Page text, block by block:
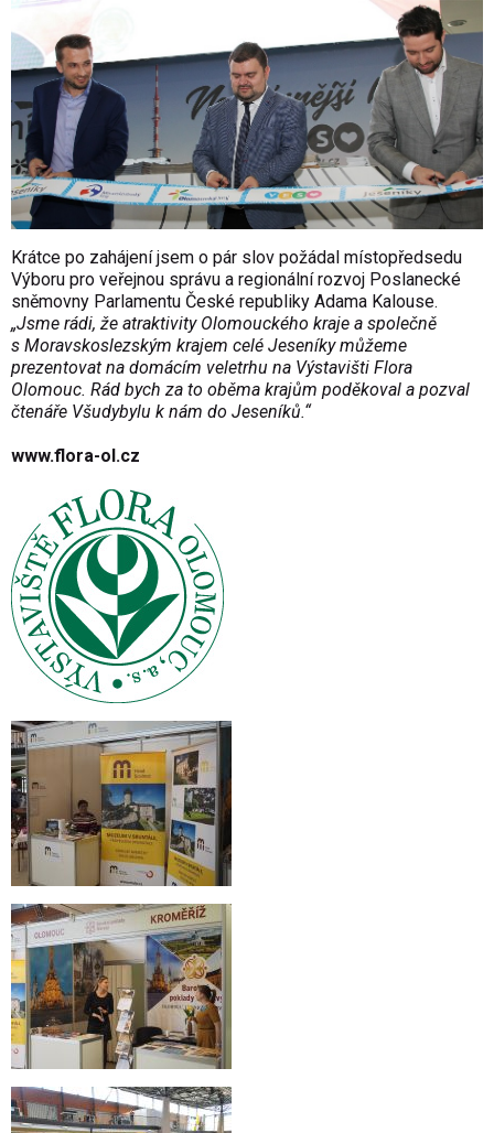
Krátce po zahájení jsem o pár slov požádal místopředsedu
Výboru pro veřejnou správu a regionální rozvoj Poslanecké
sněmovny Parlamentu České republiky Adama Kalouse.
„Jsme rádi, že atraktivity Olomouckého kraje a společně
s Moravskoslezským krajem celé Jeseníky můžeme
prezentovat na domácím veletrhu na Výstavišti Flora
Olomouc. Rád bych za to oběma krajům poděkoval a pozval
čtenáře Všudybylu k nám do Jeseníků.“
www.flora-ol.cz